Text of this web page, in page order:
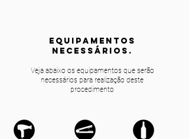
equipamentos
NECESSÁRIOS.
Veja abaixo os equipamentos que serão
necessários para realização deste
procedimento